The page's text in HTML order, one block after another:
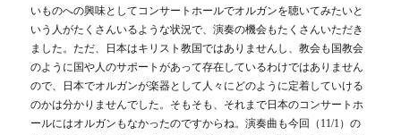
いものへの興味としてコンサートホールでオルガンを聴いてみたいと
いう人がたくさんいるような状況で、演奏の機会もたくさんいただき
ました。ただ、日本はキリスト教国ではありませんし、教会も国教会
のように国や人のサポートがあって存在しているわけではありません
ので、日本でオルガンが楽器として人々にどのように定着していける
のかは分かりませんでした。そもそも、それまで日本のコンサートホ
ールにはオルガンもなかったのですからね。演奏曲も今回（11/1）の